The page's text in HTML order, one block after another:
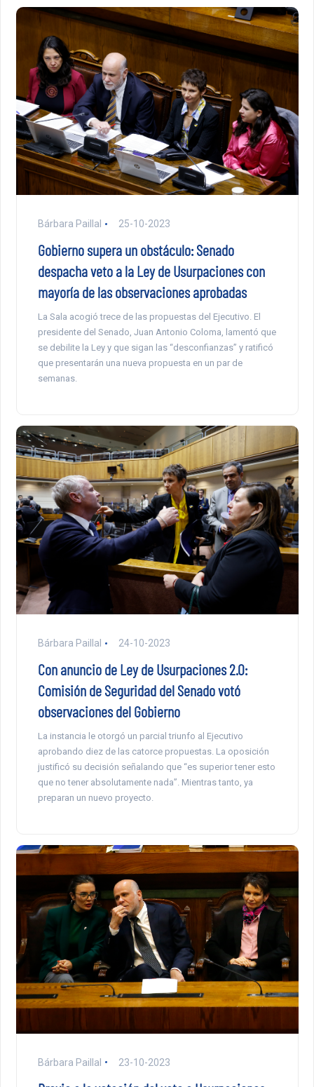
Bárbara Paillal 25-10-2023
Gobierno supera un obstáculo: Senado
despacha veto a la Ley de Usurpaciones con
mayoría de las observaciones aprobadas
La Sala acogió trece de las propuestas del Ejecutivo. El
presidente del Senado, Juan Antonio Coloma, lamentó que
se debilite la Ley y que sigan las “desconfianzas” y ratificó
que presentarán una nueva propuesta en un par de
semanas.
Bárbara Paillal 24-10-2023
Con anuncio de Ley de Usurpaciones 2.0:
Comisión de Seguridad del Senado votó
observaciones del Gobierno
La instancia le otorgó un parcial triunfo al Ejecutivo
aprobando diez de las catorce propuestas. La oposición
justificó su decisión señalando que “es superior tener esto
que no tener absolutamente nada”. Mientras tanto, ya
preparan un nuevo proyecto.
Bárbara Paillal 23-10-2023